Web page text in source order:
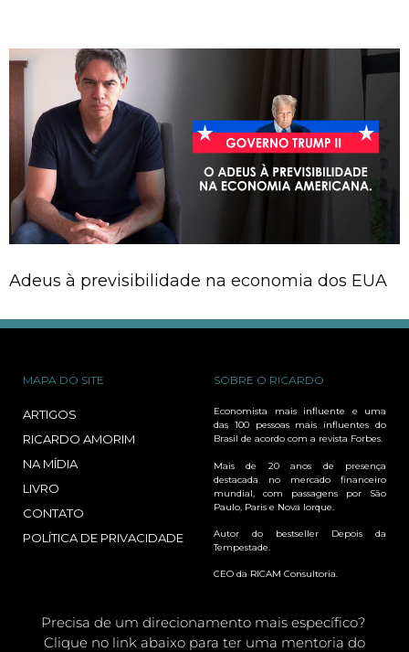
Adeus à previsibilidade na economia dos EUA
MAPA DO SITE
ARTIGOS
RICARDO AMORIM
NA MÍDIA
LIVRO
CONTATO
POLÍTICA DE PRIVACIDADE
SOBRE O RICARDO
Economista mais influente e uma
das 100 pessoas mais influentes do
Brasil de acordo com a revista Forbes.
Mais de 20 anos de presença
destacada no mercado financeiro
mundial, com passagens por São
Paulo, Paris e Nova Iorque.
Autor do bestseller Depois da
Tempestade.
CEO da RICAM Consultoria.
Precisa de um direcionamento mais específico?
Clique no link abaixo para ter uma mentoria do